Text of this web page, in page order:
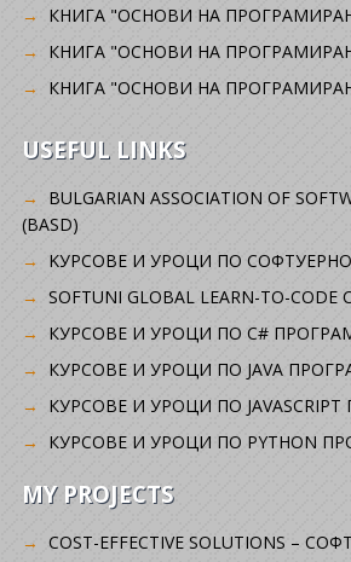
КНИГА "ОСНОВИ НА
КНИГА "ОСНОВИ НА
КНИГА "ОСНОВИ НА
USEFUL LINKS
BULGARIAN ASSOCIATION OF
(BASD)
KУРСОВЕ И УРОЦИ ПО
SOFTUNI GLOBAL LEARN-TO-CODE
КУРСОВЕ И УРОЦИ ПО C#
КУРСОВЕ И УРОЦИ ПО JAVA
КУРСОВЕ И УРОЦИ ПО
КУРСОВЕ И УРОЦИ ПО PYTHON
MY PROJECTS
COST-EFFECTIVE SOLUTIONS –